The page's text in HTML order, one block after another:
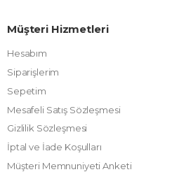
Müşteri Hizmetleri
Hesabım
Siparişlerim
Sepetim
Mesafeli Satış Sözleşmesi
Gizlilik Sözleşmesi
İptal ve İade Koşulları
Müşteri Memnuniyeti Anketi